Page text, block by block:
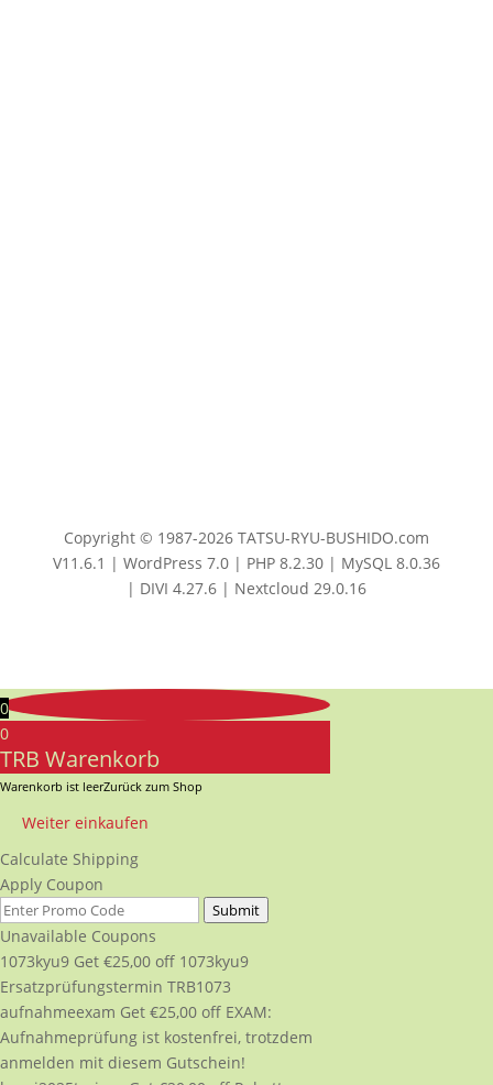
Copyright © 1987-2026 TATSU-RYU-BUSHIDO.com
V11.6.1 | WordPress 7.0 | PHP 8.2.30 | MySQL 8.0.36
| DIVI 4.27.6 | Nextcloud 29.0.16
0
0
TRB Warenkorb
Warenkorb ist leerZurück zum Shop
Weiter einkaufen
Calculate Shipping
Apply Coupon
Submit
Unavailable Coupons
1073kyu9 Get €25,00 off 1073kyu9
Ersatzprüfungstermin TRB1073
aufnahmeexam Get €25,00 off EXAM:
Aufnahmeprüfung ist kostenfrei, trotzdem
anmelden mit diesem Gutschein!